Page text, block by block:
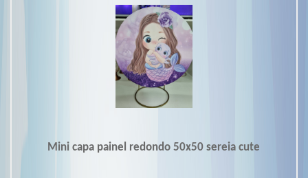
Mini capa painel redondo 50x50 sereia cute